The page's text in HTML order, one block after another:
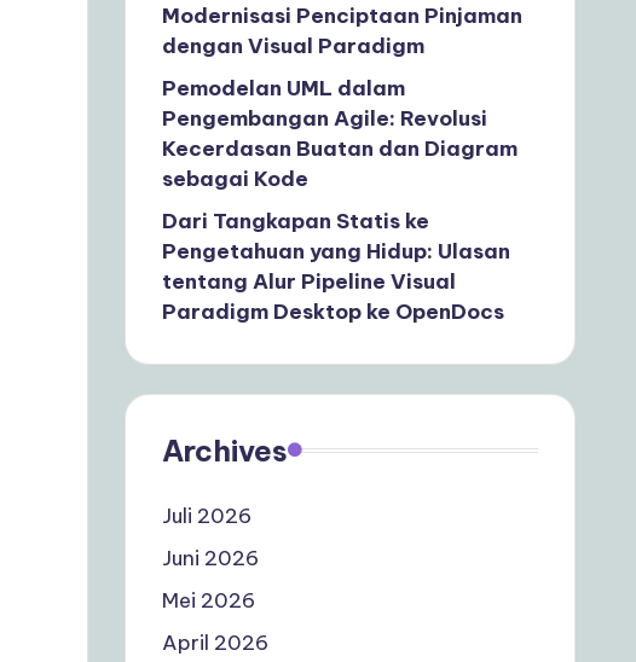
Modernisasi Penciptaan Pinjaman
dengan Visual Paradigm
Pemodelan UML dalam
Pengembangan Agile: Revolusi
Kecerdasan Buatan dan Diagram
sebagai Kode
Dari Tangkapan Statis ke
Pengetahuan yang Hidup: Ulasan
tentang Alur Pipeline Visual
Paradigm Desktop ke OpenDocs
Archives
Juli 2026
Juni 2026
Mei 2026
April 2026